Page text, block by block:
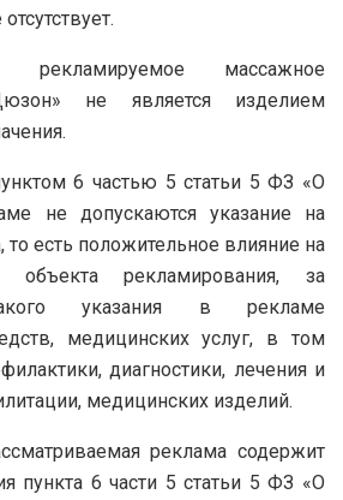
рекламируемое массажное
не является изделием
6 частью 5 статьи 5 ФЗ «О
не допускаются указание на
то есть положительное влияние на
объекта рекламирования, за
указания в рекламе
медицинских услуг, в том
диагностики, лечения и
медицинских изделий.
реклама содержит
пункта 6 части 5 статьи 5 ФЗ «О